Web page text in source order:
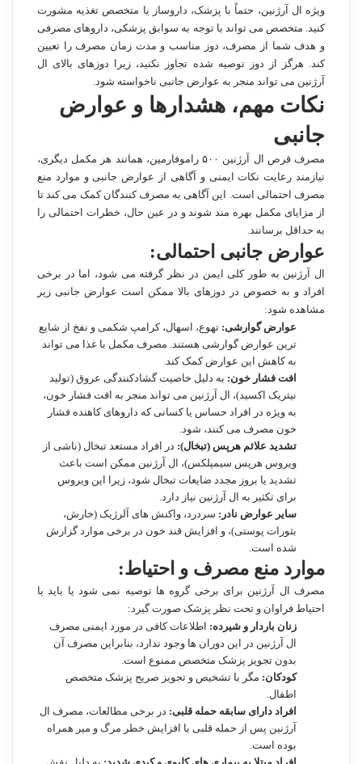
ویژه ال آرژنین، حتماً با پزشک، داروساز یا متخصص تغذیه مشورت
کنید. متخصص می تواند با توجه به سوابق پزشکی، داروهای مصرفی
و هدف شما از مصرف، دوز مناسب و مدت زمان مصرف را تعیین
کند. هرگز از دوز توصیه شده تجاوز نکنید، زیرا دوزهای بالای ال
آرژنین می تواند منجر به عوارض جانبی ناخواسته شود.
نکات مهم، هشدارها و عوارض
جانبی
مصرف قرص ال آرژنین ۵۰۰ راموفارمین، همانند هر مکمل دیگری،
نیازمند رعایت نکات ایمنی و آگاهی از عوارض جانبی و موارد منع
مصرف احتمالی است. این آگاهی به مصرف کنندگان کمک می کند تا
از مزایای مکمل بهره مند شوند و در عین حال، خطرات احتمالی را
به حداقل برسانند.
عوارض جانبی احتمالی:
ال آرژنین به طور کلی ایمن در نظر گرفته می شود، اما در برخی
افراد و به خصوص در دوزهای بالا ممکن است عوارض جانبی زیر
مشاهده شود:
عوارض گوارشی: تهوع، اسهال، کرامپ شکمی و نفخ از شایع
ترین عوارض گوارشی هستند. مصرف مکمل با غذا می تواند
به کاهش این عوارض کمک کند.
افت فشار خون: به دلیل خاصیت گشادکنندگی عروق (تولید
نیتریک اکسید)، ال آرژنین می تواند منجر به افت فشار خون،
به ویژه در افراد حساس یا کسانی که داروهای کاهنده فشار
خون مصرف می کنند، شود.
تشدید علائم هرپس (تبخال): در افراد مستعد تبخال (ناشی از
ویروس هرپس سیمپلکس)، ال آرژنین ممکن است باعث
تشدید یا بروز مجدد ضایعات تبخال شود، زیرا این ویروس
برای تکثیر به ال آرژنین نیاز دارد.
سایر عوارض نادر: سردرد، واکنش های آلرژیک (خارش،
بثورات پوستی)، و افزایش قند خون در برخی موارد گزارش
شده است.
موارد منع مصرف و احتیاط:
مصرف ال آرژنین برای برخی گروه ها توصیه نمی شود یا باید با
احتیاط فراوان و تحت نظر پزشک صورت گیرد:
زنان باردار و شیرده: اطلاعات کافی در مورد ایمنی مصرف
ال آرژنین در این دوران ها وجود ندارد، بنابراین مصرف آن
بدون تجویز پزشک متخصص ممنوع است.
کودکان: مگر با تشخیص و تجویز صریح پزشک متخصص
اطفال.
افراد دارای سابقه حمله قلبی: در برخی مطالعات، مصرف ال
آرژنین پس از حمله قلبی با افزایش خطر مرگ و میر همراه
بوده است.